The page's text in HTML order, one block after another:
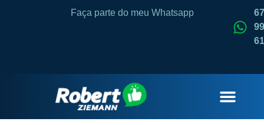
Faça parte do meu Whatsapp